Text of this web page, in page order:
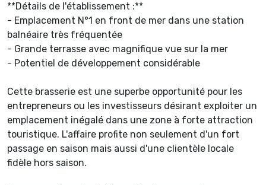
**Détails de l'établissement :**
- Emplacement N°1 en front de mer dans une station
balnéaire très fréquentée
- Grande terrasse avec magnifique vue sur la mer
- Potentiel de développement considérable
Cette brasserie est une superbe opportunité pour les
entrepreneurs ou les investisseurs désirant exploiter un
emplacement inégalé dans une zone à forte attraction
touristique. L'affaire profite non seulement d'un fort
passage en saison mais aussi d'une clientèle locale
fidèle hors saison.